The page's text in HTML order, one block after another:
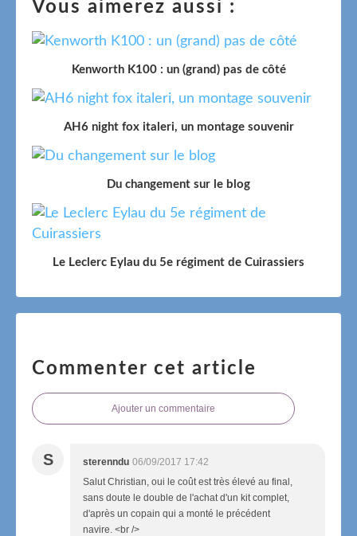
Vous aimerez aussi :
Kenworth K100 : un (grand) pas de côté
AH6 night fox italeri, un montage souvenir
Du changement sur le blog
Le Leclerc Eylau du 5e régiment de Cuirassiers
Commenter cet article
Ajouter un commentaire
S sterenndu 06/09/2017 17:42
Salut Christian, oui le coût est très élevé au final,
sans doute le double de l'achat d'un kit complet,
d'après un copain qui a monté le précédent
navire. <br />